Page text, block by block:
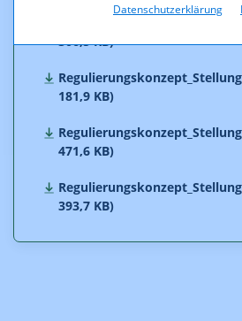
Datenschutzerklärung
306,5 KB)
181,9 KB)
471,6 KB)
393,7 KB)